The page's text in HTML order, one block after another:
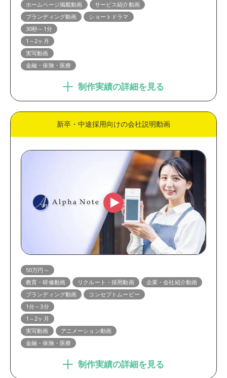
1ヶ月未満
1～2ヶ月
2ヶ月以上
ホームページ掲載動画
サービス紹介動画
ブランディング動画
ショートドラマ
30秒～1分
1～2ヶ月
実写動画
金融・保険・医療
制作実績の詳細を見る
新卒・中途採用向けの会社説明動画
50万円～
教育・研修動画
リクルート・採用動画
企業・会社紹介動画
ブランディング動画
コンセプトムービー
1分～3分
1～2ヶ月
実写動画
アニメーション動画
金融・保険・医療
制作実績の詳細を見る